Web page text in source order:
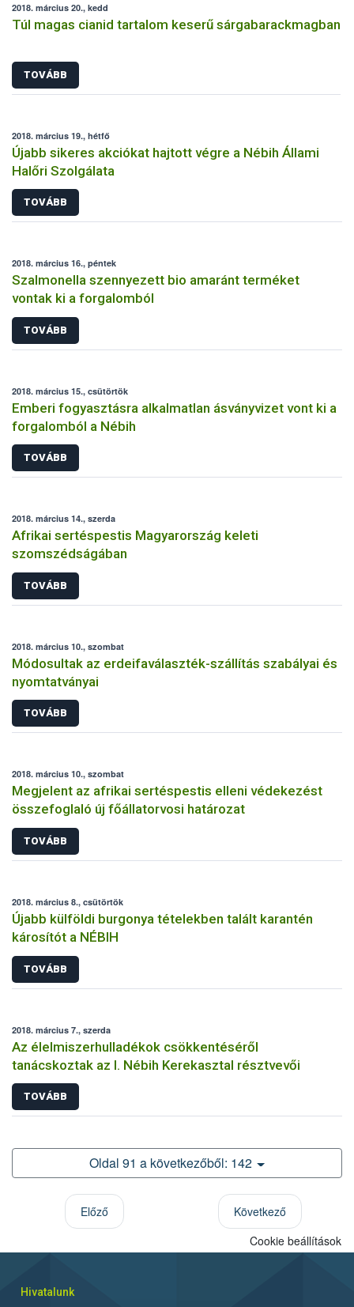
2018. március 20., kedd
Túl magas cianid tartalom keserű sárgabarackmagban
TOVÁBB
2018. március 19., hétfő
Újabb sikeres akciókat hajtott végre a Nébih Állami
Halőri Szolgálata
TOVÁBB
2018. március 16., péntek
Szalmonella szennyezett bio amaránt terméket
vontak ki a forgalomból
TOVÁBB
2018. március 15., csütörtök
Emberi fogyasztásra alkalmatlan ásványvizet vont ki a
forgalomból a Nébih
TOVÁBB
2018. március 14., szerda
Afrikai sertéspestis Magyarország keleti
szomszédságában
TOVÁBB
2018. március 10., szombat
Módosultak az erdeifaválaszték-szállítás szabályai és
nyomtatványai
TOVÁBB
2018. március 10., szombat
Megjelent az afrikai sertéspestis elleni védekezést
összefoglaló új főállatorvosi határozat
TOVÁBB
2018. március 8., csütörtök
Újabb külföldi burgonya tételekben talált karantén
károsítót a NÉBIH
TOVÁBB
2018. március 7., szerda
Az élelmiszerhulladékok csökkentéséről
tanácskoztak az I. Nébih Kerekasztal résztvevői
TOVÁBB
Oldal 91 a következőből: 142
Előző
Következő
Cookie beállítások
Hivatalunk